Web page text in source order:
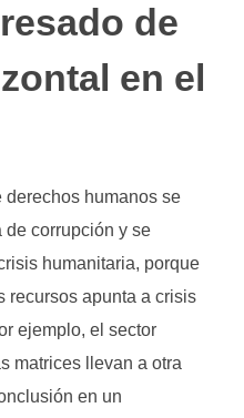
de
en el
derechos humanos se
de corrupción y se
humanitaria, porque
recursos apunta a crisis
ejemplo, el sector
matrices llevan a otra
en un